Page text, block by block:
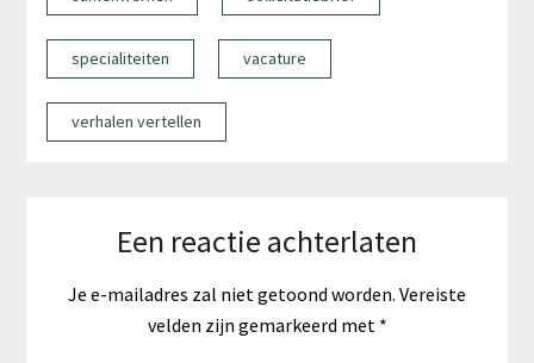
specialiteiten vacature
verhalen vertellen
Een reactie achterlaten
Je e-mailadres zal niet getoond worden. Vereiste
velden zijn gemarkeerd met *